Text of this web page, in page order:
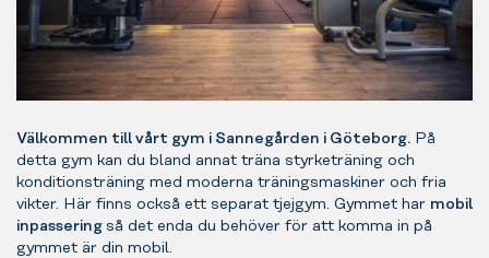
Välkommen till vårt gym i Sannegården i Göteborg. På
detta gym kan du bland annat träna styrketräning och
konditionsträning med moderna träningsmaskiner och fria
vikter. Här finns också ett separat tjejgym. Gymmet har mobil
inpassering så det enda du behöver för att komma in på
gymmet är din mobil.